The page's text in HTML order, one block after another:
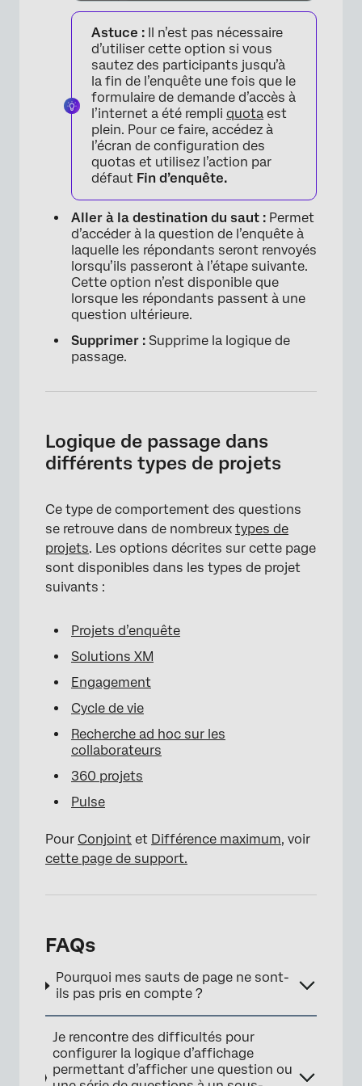
×
Astuce : Il n’est pas nécessaire
d’utiliser cette option si vous
sautez des participants jusqu’à
la fin de l’enquête une fois que le
formulaire de demande d’accès à
l’internet a été rempli quota est
plein. Pour ce faire, accédez à
l’écran de configuration des
quotas et utilisez l’action par
défaut Fin d’enquête.
Aller à la destination du saut : Permet
d’accéder à la question de l’enquête à
laquelle les répondants seront renvoyés
lorsqu’ils passeront à l’étape suivante.
Cette option n’est disponible que
lorsque les répondants passent à une
question ultérieure.
Supprimer : Supprime la logique de
passage.
Logique de passage dans
différents types de projets
Ce type de comportement des questions
se retrouve dans de nombreux types de
projets. Les options décrites sur cette page
sont disponibles dans les types de projet
suivants :
Projets d’enquête
Solutions XM
Engagement
Cycle de vie
Recherche ad hoc sur les
collaborateurs
360 projets
Pulse
Pour Conjoint et Différence maximum, voir
cette page de support.
FAQs
Pourquoi mes sauts de page ne sont-
ils pas pris en compte ?
Je rencontre des difficultés pour
configurer la logique d’affichage
permettant d’afficher une question ou